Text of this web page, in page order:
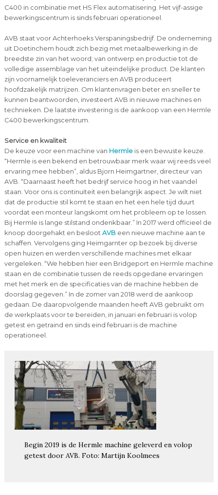
C400 in combinatie met HS Flex automatisering. Het vijf-assige
bewerkingscentrum is sinds februari operationeel.
AVB staat voor Achterhoeks Verspaningsbedrijf. De onderneming
uit Doetinchem houdt zich bezig met metaalbewerking in de
breedste zin van het woord; van ontwerp en productie tot de
volledige assemblage van het uiteindelijke product. De klanten
zijn voornamelijk toeleveranciers en AVB produceert
hoofdzakelijk matrijzen. Om klantenvragen beter en sneller te
kunnen beantwoorden, investeert AVB in nieuwe machines en
technieken. De laatste investering is de aankoop van een Hermle
C400 bewerkingscentrum.
Service en kwaliteit
De keuze voor een machine van Hermleis een bewuste keuze.
“Hermle is een bekend en betrouwbaar merk waar wij reeds veel
ervaring mee hebben”, aldus Bjorn Heimgartner, directeur van
AVB. “Daarnaast heeft het bedrijf service hoog in het vaandel
staan. Voor ons is continuïteit een belangrijk aspect. Je wilt niet
dat de productie stil komt te staan en het een hele tijd duurt
voordat een monteur langskomt om het probleem op te lossen.
Bij Hermle is lange stilstand ondenkbaar.” In 2017 werd officieel de
knoop doorgehakt en besloot AVBeen nieuwe machine aan te
schaffen. Vervolgens ging Heimgarnter op bezoek bij diverse
open huizen en werden verschillende machines met elkaar
vergeleken. “We hebben hier een Bridgeport en Hermle machine
staan en de combinatie tussen de reeds opgedane ervaringen
met het merk en de specificaties van de machine hebben de
doorslag gegeven.” In de zomer van 2018 werd de aankoop
gedaan. De daaropvolgende maanden heeft AVB gebruikt om
de werkplaats voor te bereiden, in januari en februari is volop
getest en getraind en sinds eind februari is de machine
operationeel.
Begin 2019 is de Hermle machine geleverd en volop
getest door AVB. Foto: Martijn Koolmees